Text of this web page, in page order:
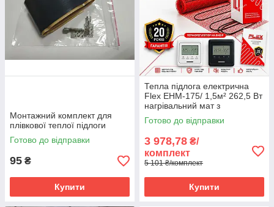
Монтажний комплект для
плівкової теплої підлоги
Готово до відправки
95 ₴
Купити
Тепла підлога електрична
Flex EHM-175/ 1,5м² 262,5 Вт
нагрівальний мат з
програмованим
терморегулятором Е51
Готово до відправки
3 978,78 ₴/
комплект
5 101 ₴/комплект
Купити